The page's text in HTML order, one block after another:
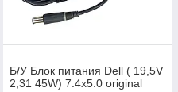
Б/У Блок питания Dell ( 19,5V
2,31 45W) 7.4x5.0 original